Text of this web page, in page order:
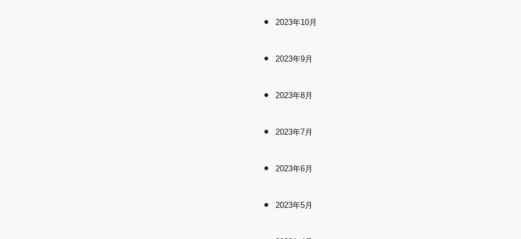
2023年10月
2023年9月
2023年8月
2023年7月
2023年6月
2023年5月